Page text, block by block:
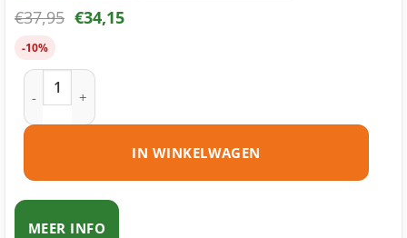
€37,95 €34,15
-10%
Samsung SCX-D4200A toner zwart huismerk aantal
IN WINKELWAGEN
MEER INFO